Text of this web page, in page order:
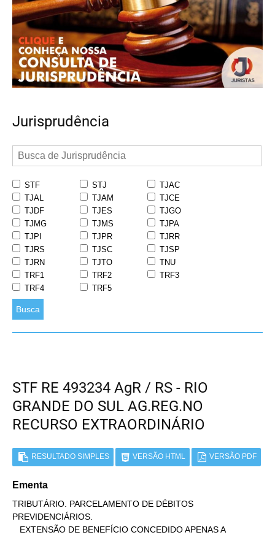
Jurisprudência
STF STJ
TJAC
TJAL
TJAM
TJCE
TJDF
TJES
TJGO
TJMG
TJMS
TJPA
TJPI
TJPR
TJRR
TJRS
TJSC
TJSP
TJRN
TJTO
TNU
TRF1
TRF2
TRF3
TRF4
TRF5
Busca
STF RE 493234 AgR / RS - RIO
GRANDE DO SUL AG.REG.NO
RECURSO EXTRAORDINÁRIO
RESULTADO SIMPLES VERSÃO HTML VERSÃO PDF
Ementa
TRIBUTÁRIO. PARCELAMENTO DE DÉBITOS
PREVIDENCIÁRIOS.